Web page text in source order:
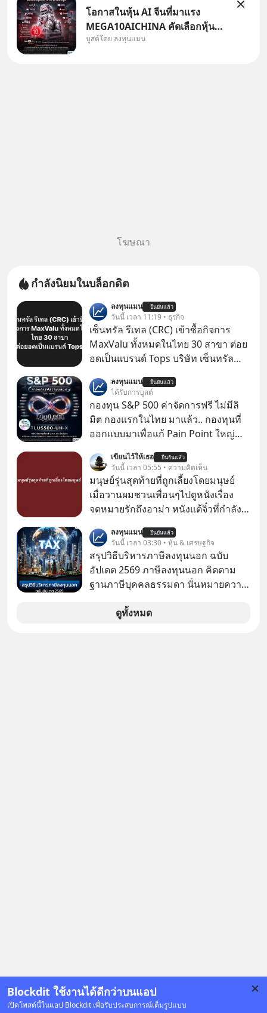
Blockdit ใช้งานได้ดีกว่าบนแอป
เปิดโพสต์นี้ในแอป Blockdit เพื่อรับประสบการณ์เต็มรูปแบบ
โอกาสในหุ้น AI จีนที่มาแรง
MEGA10AICHINA คัดเลือกหุ้น
ใหม่ 9 ตัว เข้ากองทุน.. ครอบคลุม
บูสต์โดย ลงทุนแมน
โฆษณา
กำลังนิยมในบล็อกดิต
ลงทุนแมน ยืนยันแล้ว
วันนี้ เวลา 11:19 • ธุรกิจ
เซ็นทรัล รีเทล (CRC) เข้าซื้อกิจการ
MaxValu ทั้งหมดในไทย 30 สาขา ต่อย
อดเป็นแบรนด์ Tops บริษัท เซ็นทรัล
CRC แจ้งตลาดหลักทรัพย์ฯ ว่า บริษัท
เซ็นทรัล ฟู้ด รีเทล จำกัด (CFR) ซึ่งเป็น
บริษัทย่อยที่ CRC ถือหุ้นทั้งทางตรงและ
ทางอ้อม 100%
ลงทุนแมน ยืนยันแล้ว
ได้รับการบูสต์
กองทุน S&P 500 ค่าจัดการฟรี ไม่มีลิ
มิต กองแรกในไทย มาแล้ว.. กองทุนที่
ออกแบบมาเพื่อแก้ Pain Point ใหญ่
เขียนไว้ให้เธอ ยืนยันแล้ว
วันนี้ เวลา 05:55 • ความคิดเห็น
มนุษย์รุ่นสุดท้ายที่ถูกเลี้ยงโดยมนุษย์
เมื่อวานผมชวนเพื่อนๆไปดูหนังเรื่อง
จดหมายรักถึงอาม่า หนังแต้จิ๋วที่กำลัง
ป๊าผมเห็นโปสเตอร์หนังเรื่องนี้หลาย
เดือนก่อนและอยากดูมาก ด้วยเพราะว่า
อากงก็มาจากเมืองจีน ป๊าก็พูดแต้จิ๋วได้
มีเรื่องราวมีความผูกพันที่ได้ยินตั้งแต่
ลงทุนแมน ยืนยันแล้ว
วันนี้ เวลา 03:30 • หุ้น & เศรษฐกิจ
สรุปวิธีบริหารภาษีลงทุนนอก ฉบับ
อัปเดต 2569 ภาษีลงทุนนอก คิดตาม
ฐานภาษีบุคคลธรรมดา นั่นหมายความ
ดูทั้งหมด